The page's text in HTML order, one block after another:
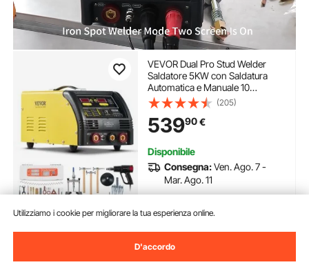
VEVOR Dual Pro Stud Welder
Saldatore 5KW con Saldatura
Automatica e Manuale 10
Modalità Saldatura a Punti
Macchina per Riparazione di
Ammaccature con Saldatura per
Pannelli Auto in Acciaio Alluminio
(205)
53990€
Disponibile
Consegna:Ven. Ago. 7 -
Mar. Ago. 11
Aggiungi al carrello
Utilizziamo i cookie per migliorare la tua esperienza online.
D'accordo